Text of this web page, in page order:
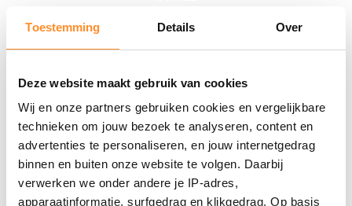
Toestemming Details Over
Deze website maakt gebruik van cookies
Wij en onze partners gebruiken cookies en vergelijkbare
technieken om jouw bezoek te analyseren, content en
advertenties te personaliseren, en jouw internetgedrag
binnen en buiten onze website te volgen. Daarbij
verwerken we onder andere je IP-adres,
apparaatinformatie, surfgedrag en klikgedrag. Op basis
Naar winkels